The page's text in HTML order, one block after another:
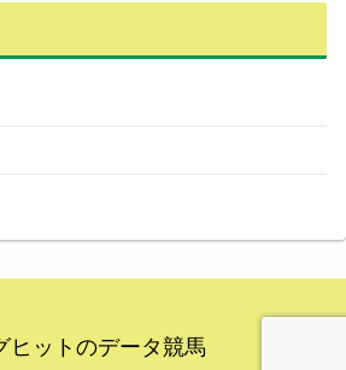
ヒットのデータ競馬